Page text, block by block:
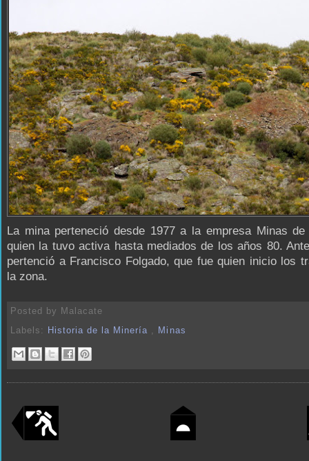
La mina perteneció desde 1977 a la empresa Minas de
quien la tuvo activa hasta mediados de los años 80.
pertenció a Francisco Folgado, que fue quien inicio los
la zona.
Posted by Malacate
Labels: Historia de la Minería Minas